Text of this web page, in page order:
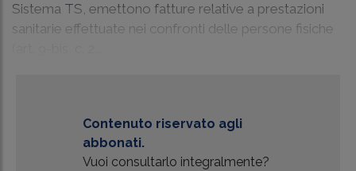
Sistema TS, emettono fatture relative a prestazioni
sanitarie effettuate nei confronti delle persone fisiche
Contenuto riservato agli
abbonati.
Vuoi consultarlo integralmente?